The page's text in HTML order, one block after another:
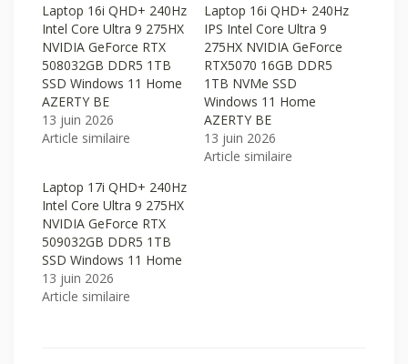
Laptop 16i QHD+ 240Hz
Intel Core Ultra 9 275HX
NVIDIA GeForce RTX
508032GB DDR5 1TB
SSD Windows 11 Home
AZERTY BE
13 juin 2026
Article similaire
Laptop 16i QHD+ 240Hz
IPS Intel Core Ultra 9
275HX NVIDIA GeForce
RTX5070 16GB DDR5
1TB NVMe SSD
Windows 11 Home
AZERTY BE
13 juin 2026
Article similaire
Laptop 17i QHD+ 240Hz
Intel Core Ultra 9 275HX
NVIDIA GeForce RTX
509032GB DDR5 1TB
SSD Windows 11 Home
13 juin 2026
Article similaire